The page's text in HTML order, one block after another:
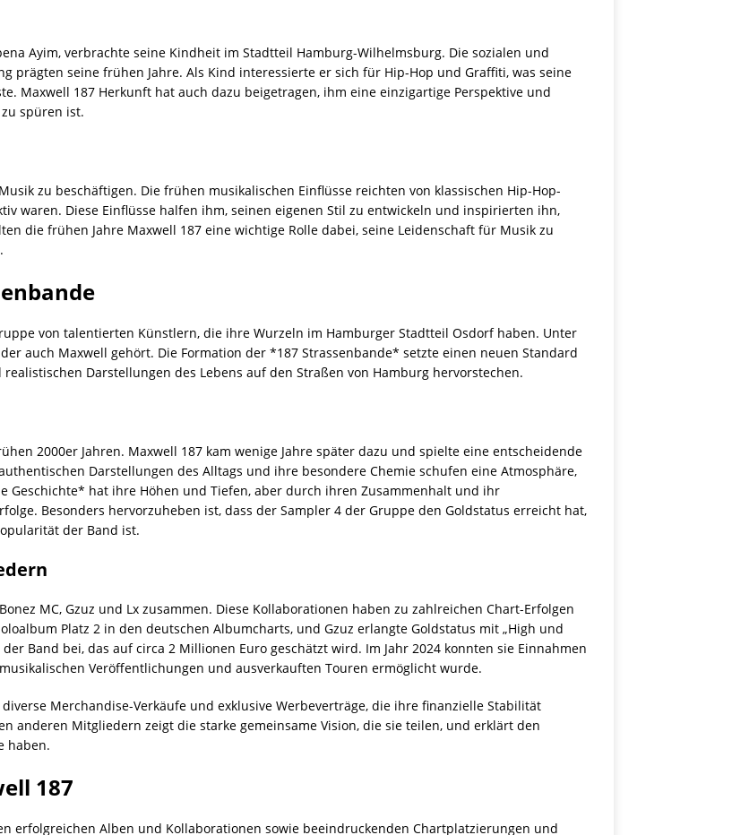
Ayim, verbrachte seine Kindheit im Stadtteil Hamburg-Wilhelmsburg. Die sozialen und
prägten seine frühen Jahre. Als Kind interessierte er sich für Hip-Hop und Graffiti, was seine
Maxwell 187 Herkunft hat auch dazu beigetragen, ihm eine einzigartige Perspektive und
spüren ist.
zu beschäftigen. Die frühen musikalischen Einflüsse reichten von klassischen Hip-Hop-
waren. Diese Einflüsse halfen ihm, seinen eigenen Stil zu entwickeln und inspirierten ihn,
die frühen Jahre Maxwell 187 eine wichtige Rolle dabei, seine Leidenschaft für Musik zu
von talentierten Künstlern, die ihre Wurzeln im Hamburger Stadtteil Osdorf haben. Unter
auch Maxwell gehört. Die Formation der *187 Strassenbande* setzte einen neuen Standard
Darstellungen des Lebens auf den Straßen von Hamburg hervorstechen.
2000er Jahren. Maxwell 187 kam wenige Jahre später dazu und spielte eine entscheidende
Darstellungen des Alltags und ihre besondere Chemie schufen eine Atmosphäre,
Geschichte* hat ihre Höhen und Tiefen, aber durch ihren Zusammenhalt und ihr
Besonders hervorzuheben ist, dass der Sampler 4 der Gruppe den Goldstatus erreicht hat,
der Band ist.
MC, Gzuz und Lx zusammen. Diese Kollaborationen haben zu zahlreichen Chart-Erfolgen
Platz 2 in den deutschen Albumcharts, und Gzuz erlangte Goldstatus mit „High und
Band bei, das auf circa 2 Millionen Euro geschätzt wird. Im Jahr 2024 konnten sie Einnahmen
Veröffentlichungen und ausverkauften Touren ermöglicht wurde.
Merchandise-Verkäufe und exklusive Werbeverträge, die ihre finanzielle Stabilität
anderen Mitgliedern zeigt die starke gemeinsame Vision, die sie teilen, und erklärt den
haben.
187
erfolgreichen Alben und Kollaborationen sowie beeindruckenden Chartplatzierungen und